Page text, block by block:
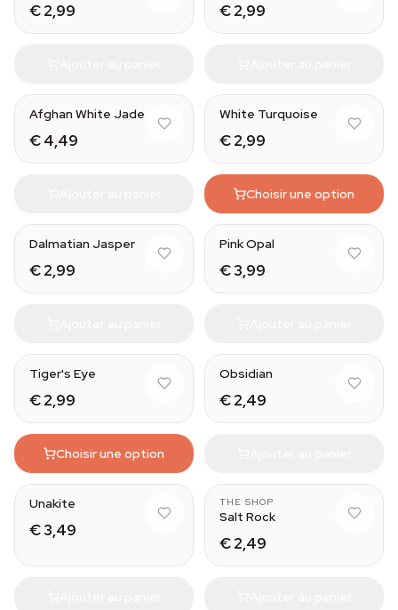
€ 2,99 € 2,99
Afghan White Jade
€ 4,49
White Turquoise
€ 2,99
Choisir une option
Dalmatian Jasper
€ 2,99
Pink Opal
€ 3,99
Tiger's Eye
€ 2,99
Choisir une option
Obsidian
€ 2,49
Unakite
€ 3,49
THE SHOP
Salt Rock
€ 2,49